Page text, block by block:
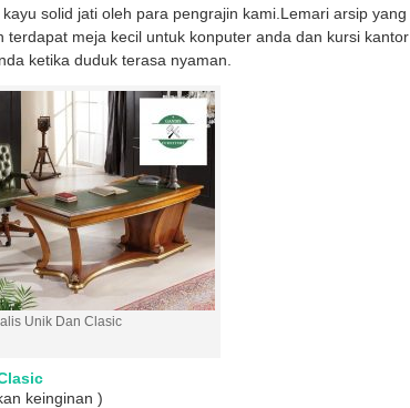
solid jati oleh para pengrajin kami. Lemari arsip yang
meja kecil untuk konputer anda dan kursi kantor
ketika duduk terasa nyaman.
Unik Dan Clasic
keinginan )